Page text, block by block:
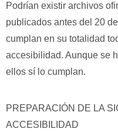
Podrían existir archivos
publicados antes del 20
cumplan en su totalidad
accesibilidad. Aunque se
ellos sí lo cumplan.
PREPARACIÓN DE LA
ACCESIBILIDAD